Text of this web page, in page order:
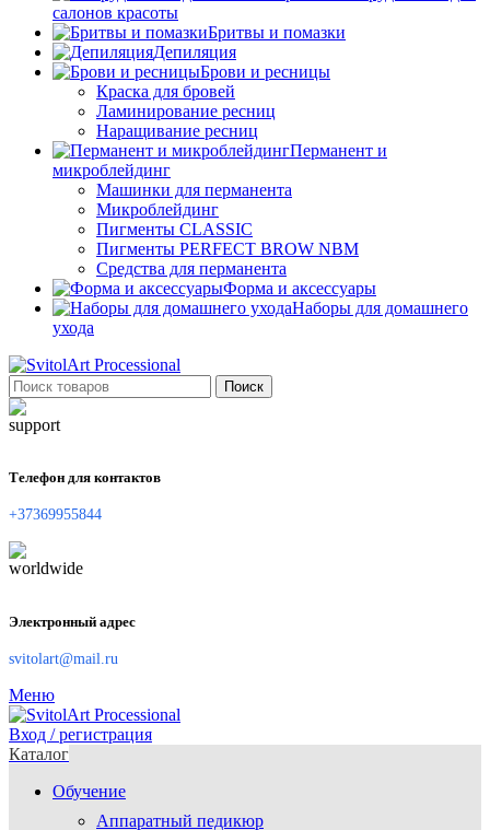
салонов красоты
Бритвы и помазки
Депиляция
Брови и ресницы
Краска для бровей
Ламинирование ресниц
Наращивание ресниц
Перманент и
микроблейдинг
Машинки для перманента
Микроблейдинг
Пигменты CLASSIC
Пигменты PERFECT BROW NBM
Средства для перманента
Форма и аксессуары
Наборы для домашнего
ухода
Поиск
Телефон для контактов
+37369955844
Электронный адрес
svitolart@mail.ru
Меню
Вход / регистрация
Каталог
Обучение
Аппаратный педикюр